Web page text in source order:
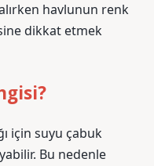
havlunun renk
dikkat etmek
için suyu çabuk
Bu nedenle